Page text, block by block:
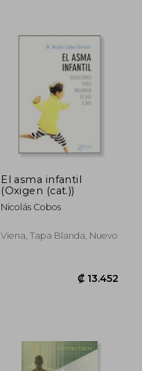
El asma infantil
(Oxigen (cat.))
Nicolás Cobos
Viena, Tapa Blanda, Nuevo